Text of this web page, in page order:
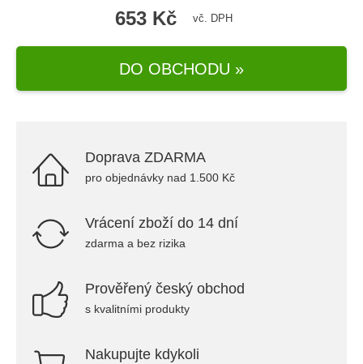
653 Kč vč. DPH
DO OBCHODU »
Doprava ZDARMA
pro objednávky nad 1.500 Kč
Vrácení zboží do 14 dní
zdarma a bez rizika
Prověřený český obchod
s kvalitními produkty
Nakupujte kdykoli